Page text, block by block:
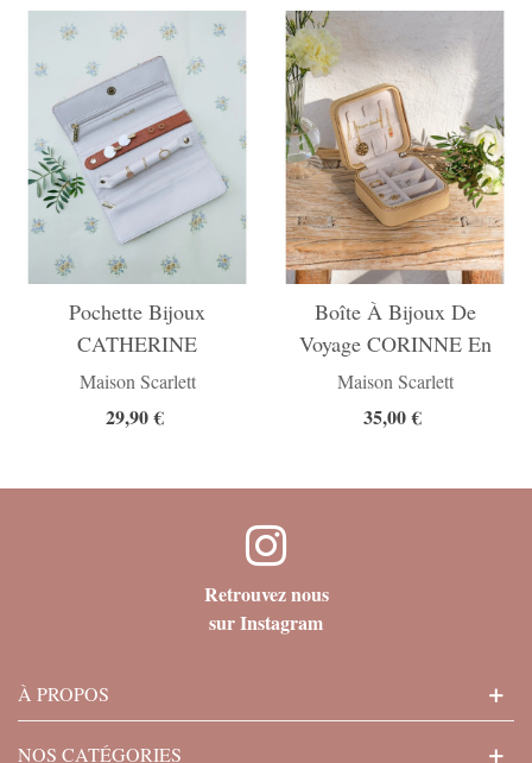
Pochette Bijoux
CATHERINE
Maison Scarlett
29,90 €
Boîte À Bijoux De
Voyage CORINNE En
Cuir PU
Maison Scarlett
35,00 €
Retrouvez nous
sur Instagram
À PROPOS
NOS CATÉGORIES